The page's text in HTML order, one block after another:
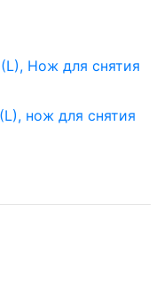
нож для снятия